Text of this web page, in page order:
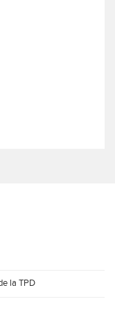
la TPD